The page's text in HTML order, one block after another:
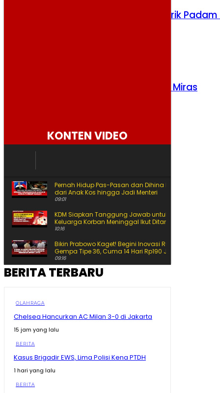
Prabowo Perintahkan Bahlil Atasi Listrik Padam
Polres Majalengka Gerebek Gudang Miras
KONTEN VIDEO
Pernah Hidup Pas-Pasan dan Dihina Ini Jalan Amran
dari Anak Kos hingga Jadi Menteri
09:01
KDM Siapkan Tanggung Jawab untuk Korban Begal
Keluarga Korban Meninggal Ikut Ditanggung
10:16
Bikin Prabowo Kaget! Begini Inovasi Rumah Tahan
Gempa Tipe 36, Cuma 14 Hari Rp190 Juta
09:16
Buku SD-SMA Dicek Prabowo Satu per Satu, Begini
11:48
Detik-Detik Hakim Saldi Isra Tegur Ahli Presiden
Siap-Siap Ganti Gas 3 Kg! BRIN Pamer Gas ANG, Lebih
Awet dan Hemat
BERITA TERBARU
OLAHRAGA
Chelsea Hancurkan AC Milan 3-0 di Jakarta
15 jam yang lalu
BERITA
Kasus Brigadir EWS, Lima Polisi Kena PTDH
1 hari yang lalu
BERITA